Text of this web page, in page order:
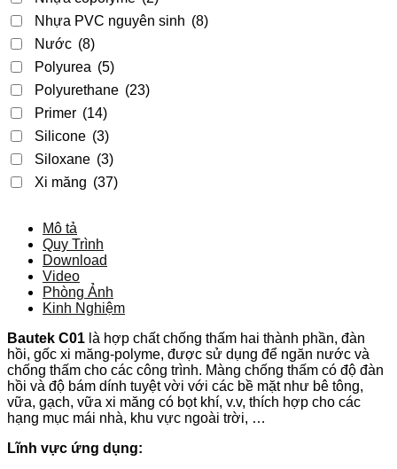
Nhựa PVC nguyên sinh (8)
Nước (8)
Polyurea (5)
Polyurethane (23)
Primer (14)
Silicone (3)
Siloxane (3)
Xi măng (37)
Mô tả
Quy Trình
Download
Video
Phòng Ảnh
Kinh Nghiệm
Bautek C01 là hợp chất chống thấm hai thành phần, đàn
hồi, gốc xi măng-polyme, được sử dụng để ngăn nước và
chống thấm cho các công trình. Màng chống thấm có độ đàn
hồi và độ bám dính tuyệt vời với các bề mặt như bê tông,
vữa, gạch, vữa xi măng có bọt khí, v.v, thích hợp cho các
hạng mục mái nhà, khu vực ngoài trời, …
Lĩnh vực ứng dụng: